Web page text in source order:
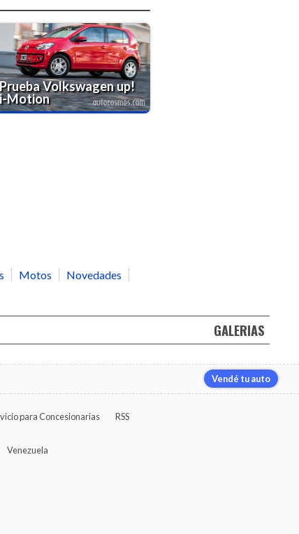
Volkswagen up!
Motion
Motos
Novedades
GALERIAS
Vendé tu auto
para Concesionarias RSS
Venezuela